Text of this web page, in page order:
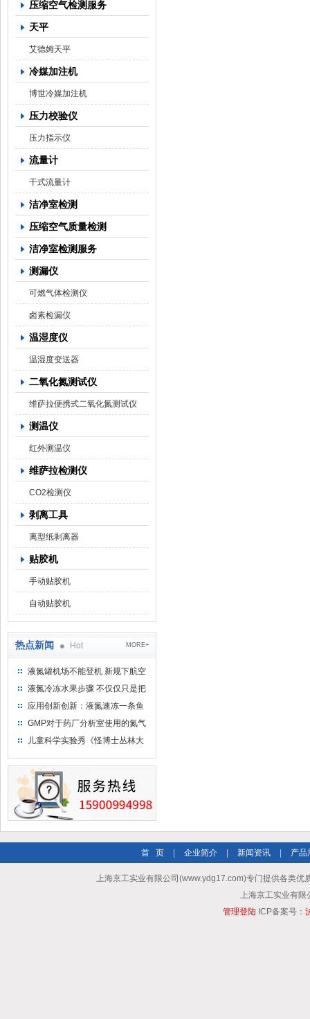
压缩空气检测服务
天平
艾德姆天平
冷媒加注机
博世冷媒加注机
压力校验仪
压力指示仪
流量计
干式流量计
洁净室检测
压缩空气质量检测
洁净室检测服务
测漏仪
可燃气体检测仪
卤素检漏仪
温湿度仪
温湿度变送器
二氧化氮测试仪
维萨拉便携式二氧化氮测试仪
测温仪
红外测温仪
维萨拉检测仪
CO2检测仪
剥离工具
离型纸剥离器
贴胶机
手动贴胶机
自动贴胶机
热点新闻 Hot MORE+
液氮罐机场不能登机 新规下航空
运输罐能否上飞机
液氮冷冻水果步骤 不仅仅只是把
水果扔到液氮中
应用创新创新：液氮速冻一条鱼
只需15分钟 保持活鲜一整年
GMP对于药厂分析室使用的氮气
钢瓶存放标准
儿童科学实验秀《怪博士丛林大
及
首 页 企业简介 新闻资讯 产品
上海京工实业有限公司(www.ydg17.com)专门提供各类优
上海京工实业有限
管理登陆ICP备案号：